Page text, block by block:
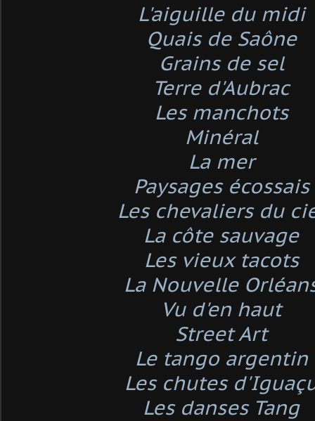
L'aiguille du midi
Quais de Saône
Grains de sel
Terre d'Aubrac
Les manchots
Minéral
La mer
Paysages écossais
Les chevaliers du
La côte sauvage
Les vieux tacots
La Nouvelle
Vu d'en haut
Street Art
Le tango argentin
Les chutes
Les danses Tang